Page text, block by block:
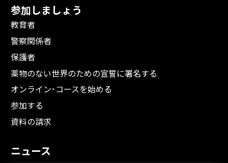
参加しましょう
教育者
警察関係者
保護者
薬物のない世界のための宣誓に署名する
オンライン･コースを始める
参加する
資料の請求
ニュース